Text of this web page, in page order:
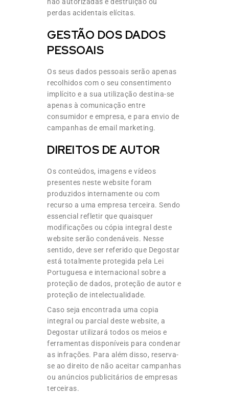
não autorizadas e destruição ou
perdas acidentais elícitas.
GESTÃO DOS DADOS
PESSOAIS
Os seus dados pessoais serão apenas
recolhidos com o seu consentimento
implícito e a sua utilização destina-se
apenas à comunicação entre
consumidor e empresa, e para envio de
campanhas de email marketing.
DIREITOS DE AUTOR
Os conteúdos, imagens e vídeos
presentes neste website foram
produzidos internamente ou com
recurso a uma empresa terceira. Sendo
essencial refletir que quaisquer
modificações ou cópia integral deste
website serão condenáveis. Nesse
sentido, deve ser referido que Degostar
está totalmente protegida pela Lei
Portuguesa e internacional sobre a
proteção de dados, proteção de autor e
proteção de intelectualidade.
Caso seja encontrada uma copia
integral ou parcial deste website, a
Degostar utilizará todos os meios e
ferramentas disponíveis para condenar
as infrações. Para além disso, reserva-
se ao direito de não aceitar campanhas
ou anúncios publicitários de empresas
terceiras.